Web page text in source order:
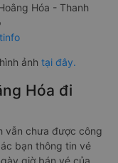
Hóa - Thanh
ảnh tại đây.
Hóa đi
vẫn chưa được công
bạn thông tin vé